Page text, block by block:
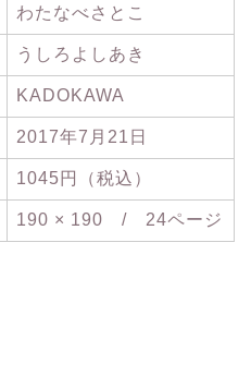
わたなべさとこ
うしろよしあき
KADOKAWA
2017年7月21日
1045円（税込）
190 × 190 / 24ページ